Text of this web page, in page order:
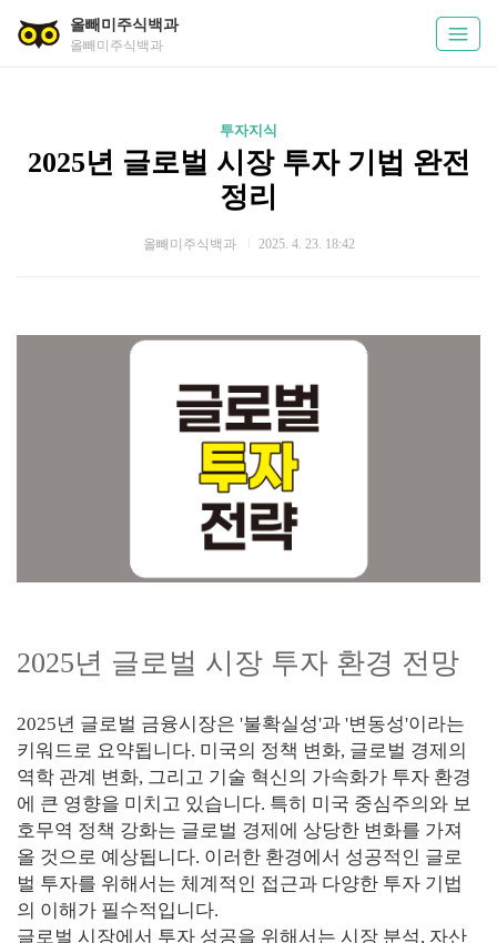
올빼미주식백과
올빼미주식백과
투자지식
2025년 글로벌 시장 투자 기법 완전
정리
올빼미주식백과 2025. 4. 23. 18:42
2025년 글로벌 시장 투자 환경 전망
2025년 글로벌 금융시장은 '불확실성'과 '변동성'이라는
키워드로 요약됩니다. 미국의 정책 변화, 글로벌 경제의
역학 관계 변화, 그리고 기술 혁신의 가속화가 투자 환경
에 큰 영향을 미치고 있습니다. 특히 미국 중심주의와 보
호무역 정책 강화는 글로벌 경제에 상당한 변화를 가져
올 것으로 예상됩니다. 이러한 환경에서 성공적인 글로
벌 투자를 위해서는 체계적인 접근과 다양한 투자 기법
의 이해가 필수적입니다.
글로벌 시장에서 투자 성공을 위해서는 시장 분석, 자산